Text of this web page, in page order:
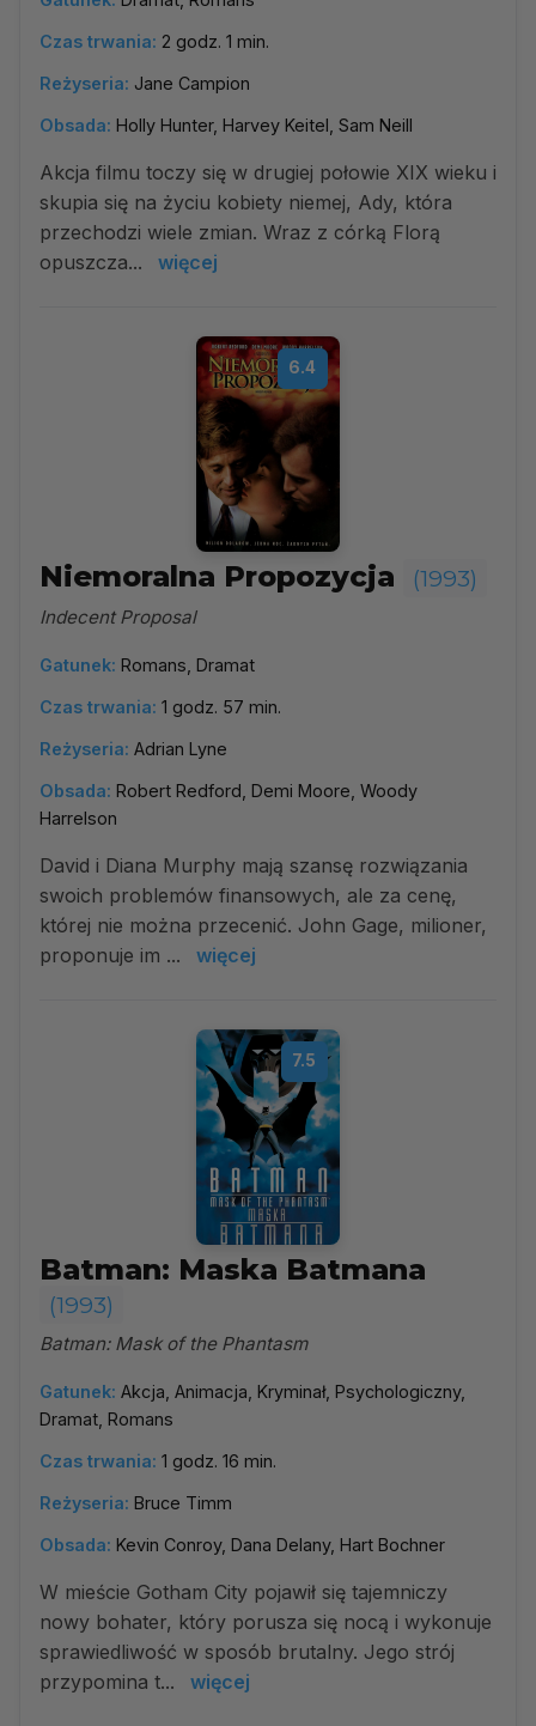
Czas trwania: 2 godz. 1 min.
Reżyseria: Jane Campion
Obsada: Holly Hunter, Harvey Keitel, Sam Neill
Akcja filmu toczy się w drugiej połowie XIX wieku i
skupia się na życiu kobiety niemej, Ady, która
przechodzi wiele zmian. Wraz z córką Florą
opuszcza...
więcej
6.4
Niemoralna Propozycja (1993)
Indecent Proposal
Gatunek: Romans, Dramat
Czas trwania: 1 godz. 57 min.
Reżyseria: Adrian Lyne
Obsada: Robert Redford, Demi Moore, Woody
Harrelson
David i Diana Murphy mają szansę rozwiązania
swoich problemów finansowych, ale za cenę,
której nie można przecenić. John Gage, milioner,
proponuje im ...
więcej
7.5
Batman: Maska Batmana
(1993)
Batman: Mask of the Phantasm
Gatunek: Akcja, Animacja, Kryminał, Psychologiczny,
Dramat, Romans
Czas trwania: 1 godz. 16 min.
Reżyseria: Bruce Timm
Obsada: Kevin Conroy, Dana Delany, Hart Bochner
W mieście Gotham City pojawił się tajemniczy
nowy bohater, który porusza się nocą i wykonuje
sprawiedliwość w sposób brutalny. Jego strój
przypomina t...
więcej